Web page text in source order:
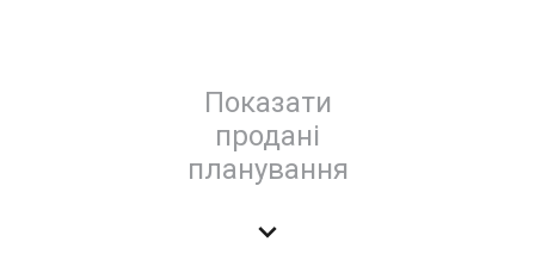
Показати
продані
планування
